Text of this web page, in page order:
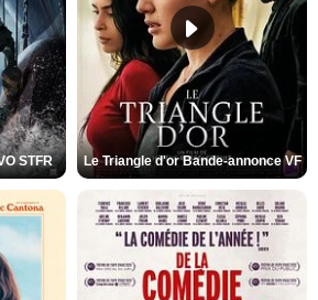
STFR Le Triangle d'or Bande-annonce VF